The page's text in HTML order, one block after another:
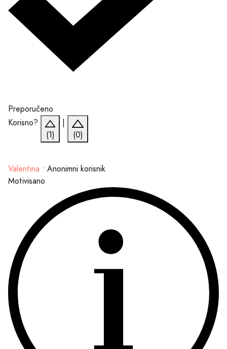
Preporučeno
Korisno?
(1)
(0)
Valentina • Anonimni korisnik
Motivisano